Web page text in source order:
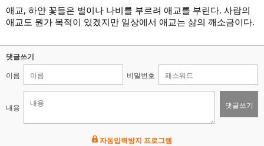
애교, 하얀 꽃들은 벌이나 나비를 부르려 애교를 부린다. 사람의
애교도 뭔가 목적이 있겠지만 일상에서 애교는 삶의 깨소금이다.
댓글쓰기
이름 비밀번호
내용 댓글쓰기
자동입력방지 프로그램